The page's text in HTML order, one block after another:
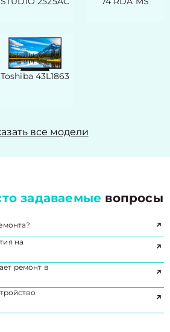
Toshiba 43L1863
все модели
задаваемые вопросы
на
ремонт в